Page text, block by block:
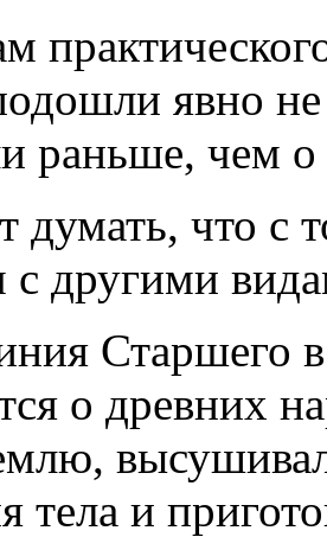
явно
раньше, чем
думать, что с
с другими
Старшего в
о древних
тела и